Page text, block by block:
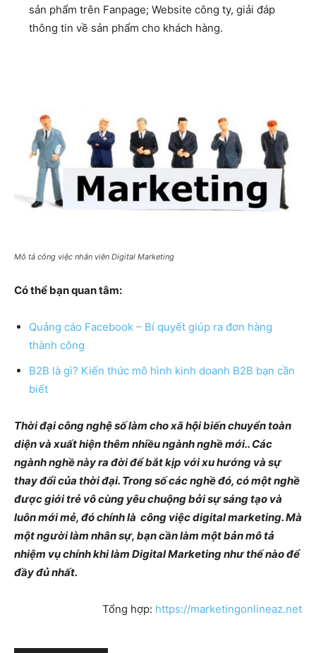
sản phẩm trên Fanpage; Website công ty, giải đáp
thông tin về sản phẩm cho khách hàng.
Mô tả công việc nhân viên Digital Marketing
Có thể bạn quan tâm:
Quảng cáo Facebook – Bí quyết giúp ra đơn hàng
thành công
B2B là gì? Kiến thức mô hình kinh doanh B2B bạn cần
biết
Thời đại công nghệ số làm cho xã hội biến chuyển toàn
diện và xuất hiện thêm nhiều ngành nghề mới.. Các
ngành nghề này ra đời để bắt kịp với xu hướng và sự
thay đổi của thời đại. Trong số các nghề đó, có một nghề
được giới trẻ vô cùng yêu chuộng bởi sự sáng tạo và
luôn mới mẻ, đó chính là công việc digital marketing. Mà
một người làm nhân sự, bạn cần làm một bản mô tả
nhiệm vụ chính khi làm Digital Marketing như thế nào để
đầy đủ nhất.
Tổng hợp: https://marketingonlineaz.net